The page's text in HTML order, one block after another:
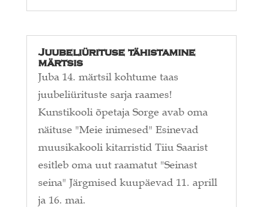
Juubeliürituse tähistamine
märtsis
Juba 14. märtsil kohtume taas
juubeliürituste sarja raames!
Kunstikooli õpetaja Sorge avab oma
näituse "Meie inimesed" Esinevad
muusikakooli kitarristid Tiiu Saarist
esitleb oma uut raamatut "Seinast
seina" Järgmised kuupäevad 11. aprill
ja 16. mai.